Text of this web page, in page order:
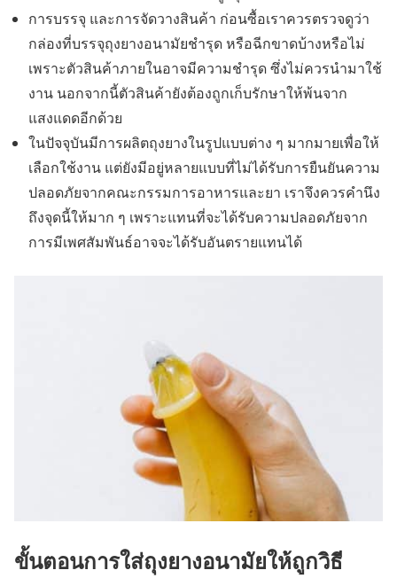
การบรรจุ และการจัดวางสินค้า ก่อนซื้อเราควรตรวจดูว่า
กล่องที่บรรจุถุงยางอนามัยชำรุด หรือฉีกขาดบ้างหรือไม่
เพราะตัวสินค้าภายในอาจมีความชำรุด ซึ่งไม่ควรนำมาใช้
งาน นอกจากนี้ตัวสินค้ายังต้องถูกเก็บรักษาให้พ้นจาก
แสงแดดอีกด้วย
ในปัจจุบันมีการผลิตถุงยางในรูปแบบต่าง ๆ มากมายเพื่อให้
เลือกใช้งาน แต่ยังมีอยู่หลายแบบที่ไม่ได้รับการยืนยันความ
ปลอดภัยจากคณะกรรมการอาหารและยา เราจึงควรคำนึง
ถึงจุดนี้ให้มาก ๆ เพราะแทนที่จะได้รับความปลอดภัยจาก
การมีเพศสัมพันธ์อาจจะได้รับอันตรายแทนได้
ขั้นตอนการใส่ถุงยางอนามัยให้ถูกวิธี